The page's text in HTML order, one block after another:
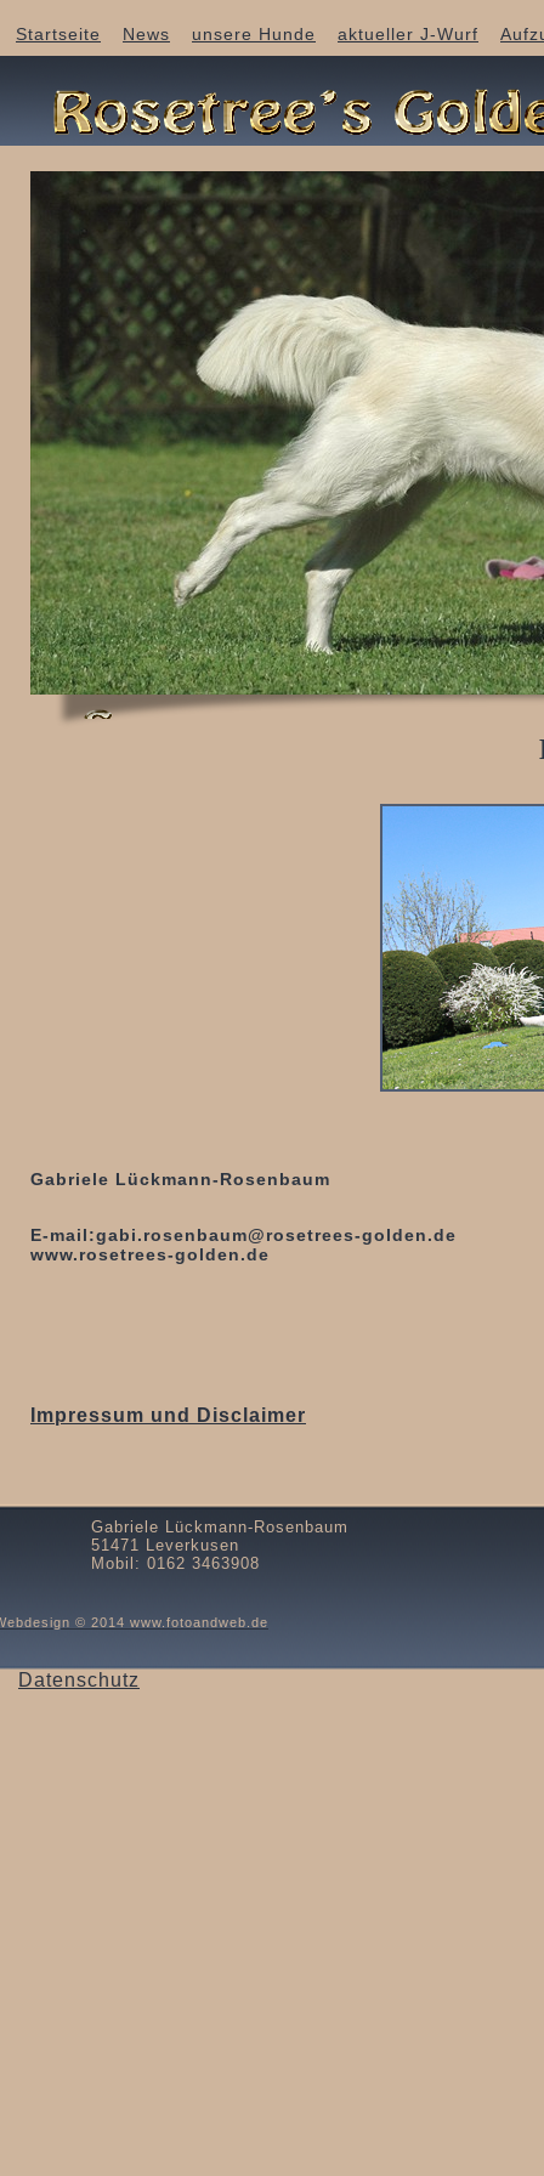
Startseite News unsere Hunde aktueller J-Wurf
Gabriele Lückmann-Rosenbaum
E-mail:gabi.rosenbaum@rosetrees-golden.de
www.rosetrees-golden.de
Impressum und Disclaimer
Gabriele Lückmann-Rosenbaum
51471 Leverkusen
Mobil: 0162 3463908
© 2014 www.fotoandweb.de
Datenschutz